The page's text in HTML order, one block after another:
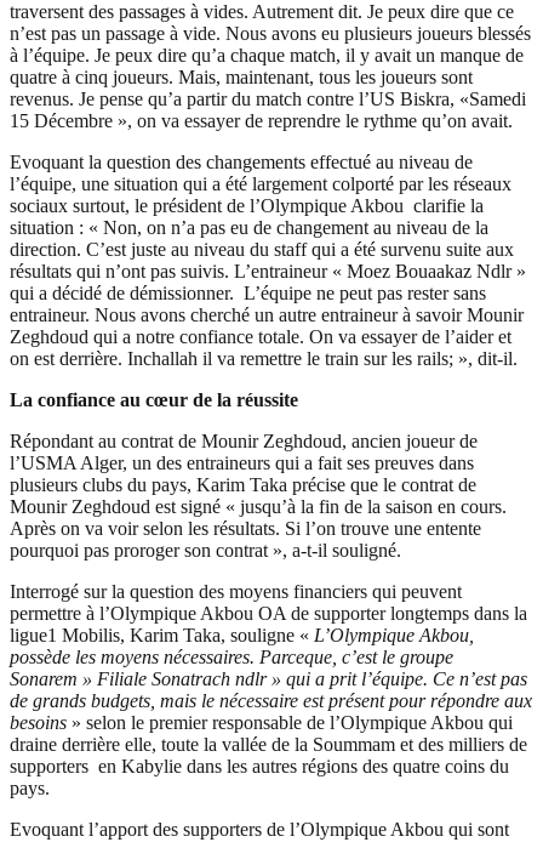
traversent des passages à vides. Autrement dit. Je peux dire que ce
n’est pas un passage à vide. Nous avons eu plusieurs joueurs blessés
à l’équipe. Je peux dire qu’a chaque match, il y avait un manque de
quatre à cinq joueurs. Mais, maintenant, tous les joueurs sont
revenus. Je pense qu’a partir du match contre l’US Biskra, «Samedi
15 Décembre », on va essayer de reprendre le rythme qu’on avait.
Evoquant la question des changements effectué au niveau de
l’équipe, une situation qui a été largement colporté par les réseaux
sociaux surtout, le président de l’Olympique Akbou clarifie la
situation : « Non, on n’a pas eu de changement au niveau de la
direction. C’est juste au niveau du staff qui a été survenu suite aux
résultats qui n’ont pas suivis. L’entraineur « Moez Bouaakaz Ndlr »
qui a décidé de démissionner. L’équipe ne peut pas rester sans
entraineur. Nous avons cherché un autre entraineur à savoir Mounir
Zeghdoud qui a notre confiance totale. On va essayer de l’aider et
on est derrière. Inchallah il va remettre le train sur les rails; », dit-il.
La confiance au cœur de la réussite
Répondant au contrat de Mounir Zeghdoud, ancien joueur de
l’USMA Alger, un des entraineurs qui a fait ses preuves dans
plusieurs clubs du pays, Karim Taka précise que le contrat de
Mounir Zeghdoud est signé « jusqu’à la fin de la saison en cours.
Après on va voir selon les résultats. Si l’on trouve une entente
pourquoi pas proroger son contrat », a-t-il souligné.
Interrogé sur la question des moyens financiers qui peuvent
permettre à l’Olympique Akbou OA de supporter longtemps dans la
ligue1 Mobilis, Karim Taka, souligne « L’Olympique Akbou,
possède les moyens nécessaires. Parceque, c’est le groupe
Sonarem » Filiale Sonatrach ndlr » qui a prit l’équipe. Ce n’est pas
de grands budgets, mais le nécessaire est présent pour répondre aux
besoins » selon le premier responsable de l’Olympique Akbou qui
draine derrière elle, toute la vallée de la Soummam et des milliers de
supporters en Kabylie dans les autres régions des quatre coins du
pays.
Evoquant l’apport des supporters de l’Olympique Akbou qui sont